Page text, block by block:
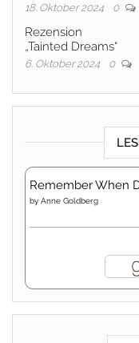
18. Oktober 2024 0
Rezension
„Tainted Dreams“
6. Oktober 2024 0
Remember When
by Anne Goldberg